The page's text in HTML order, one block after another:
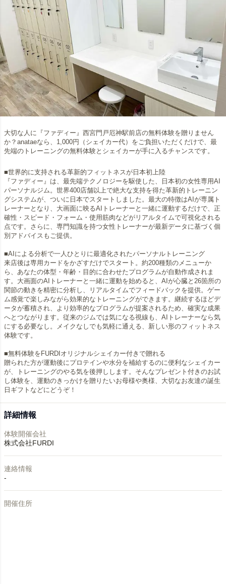
大切な人に『ファディー』西宮門戸厄神駅前店の無料体験を贈りません
か？anataeなら、1,000円（シェイカー代）をご負担いただくだけで、最
先端のトレーニングの無料体験とシェイカーが手に入るチャンスです。
■世界的に支持される革新的フィットネスが日本初上陸
『ファディー』は、最先端テクノロジーを駆使した、日本初の女性専用AI
パーソナルジム。世界400店舗以上で絶大な支持を得た革新的トレーニン
グシステムが、ついに日本でスタートしました。最大の特徴はAIが専属ト
レーナーとなり、大画面に映るAIトレーナーと一緒に運動するだけで、正
確性・スピード・フォーム・使用筋肉などがリアルタイムで可視化される
点です。さらに、専門知識を持つ女性トレーナーが最新データに基づく個
別アドバイスもご提供。
■AIによる分析で一人ひとりに最適化されたパーソナルトレーニング
来店後は専用カードをかざすだけでスタート。約200種類のメニューか
ら、あなたの体型・年齢・目的に合わせたプログラムが自動作成されま
す。大画面のAIトレーナーと一緒に運動を始めると、AIが心臓と26箇所の
関節の動きを精密に分析し、リアルタイムでフィードバックを提供。ゲー
ム感覚で楽しみながら効果的なトレーニングができます。継続するほどデ
ータが蓄積され、より効率的なプログラムが提案されるため、確実な成果
へとつながります。従来のジムでは気になる視線も、AIトレーナーなら気
にする必要なし。メイクなしでも気軽に通える、新しい形のフィットネス
体験です。
■無料体験をFURDIオリジナルシェイカー付きで贈れる
贈られた方が運動後にプロテインや水分を補給するのに便利なシェイカー
が、トレーニングのやる気を後押しします。そんなプレゼント付きのお試
し体験を、運動のきっかけを贈りたいお母様や奥様、大切なお友達の誕生
日ギフトなどにどうぞ！
詳細情報
体験開催会社
株式会社FURDI
連絡情報
-
開催住所